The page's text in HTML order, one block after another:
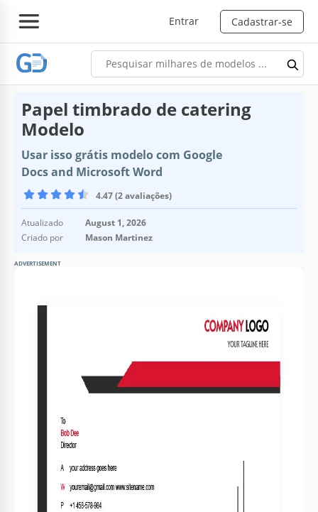
Entrar Cadastrar-se
Papel timbrado de catering
Modelo
Usar isso grátis modelo com Google
Docs and Microsoft Word
4.47 (2 avaliações)
Atualizado
August 1, 2026
Criado por
Mason Martinez
ADVERTISEMENT